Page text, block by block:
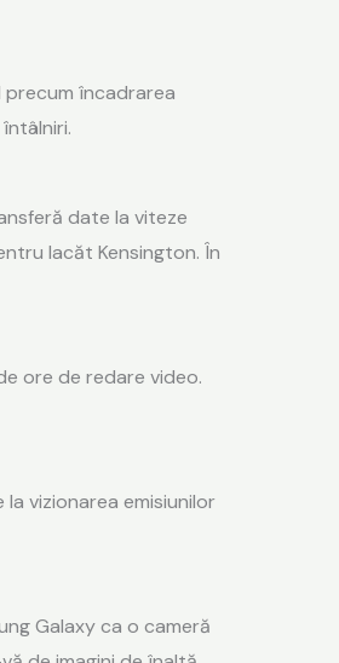
încadrarea
date la viteze
lacăt Kensington. În
ore de redare video.
vizionarea emisiunilor
Galaxy ca o cameră